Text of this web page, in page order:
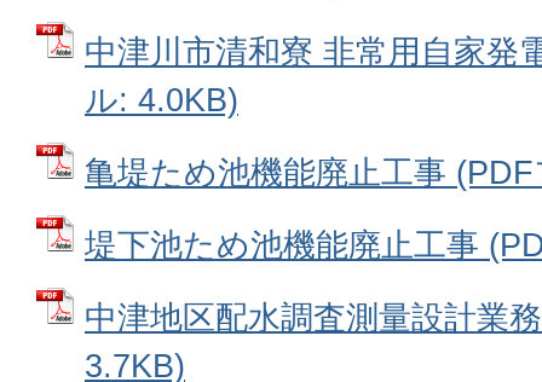
中津川市清和寮 非常用自家発
ル: 4.0KB)
亀堤ため池機能廃止工事
堤下池ため池機能廃止工事
中津地区配水調査測量設計業
3.7KB)